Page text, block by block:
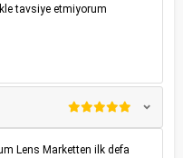
tavsiye etmiyorum
Lens Marketten ilk defa